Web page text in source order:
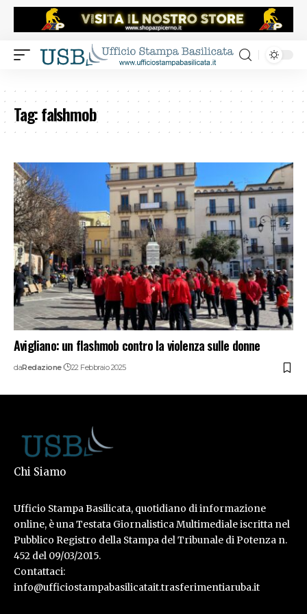
Tag:falshmob
Avigliano: un flashmob contro la violenza sulle donne
daRedazione 22 Febbraio 2025
Chi Siamo
Ufficio Stampa Basilicata, quotidiano di informazione
online, è una Testata Giornalistica Multimediale iscritta nel
Pubblico Registro della Stampa del Tribunale di Potenza n.
452 del 09/03/2015.
Contattaci:
info@ufficiostampabasilicatait.trasferimentiaruba.it